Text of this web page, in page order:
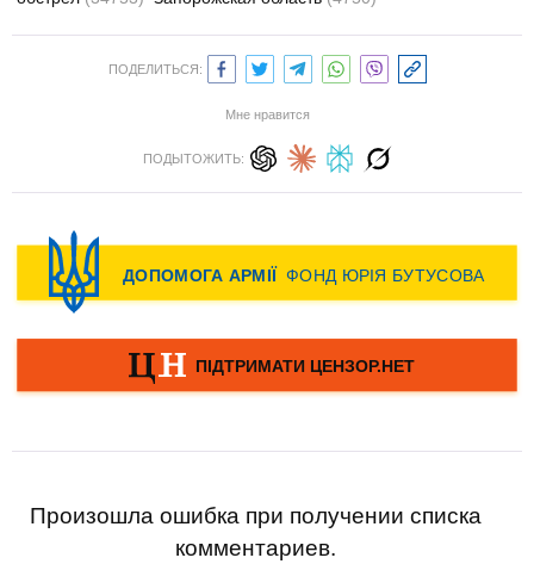
ПОДЕЛИТЬСЯ:
Мне нравится
ПОДЫТОЖИТЬ:
Произошла ошибка при получении списка
комментариев.